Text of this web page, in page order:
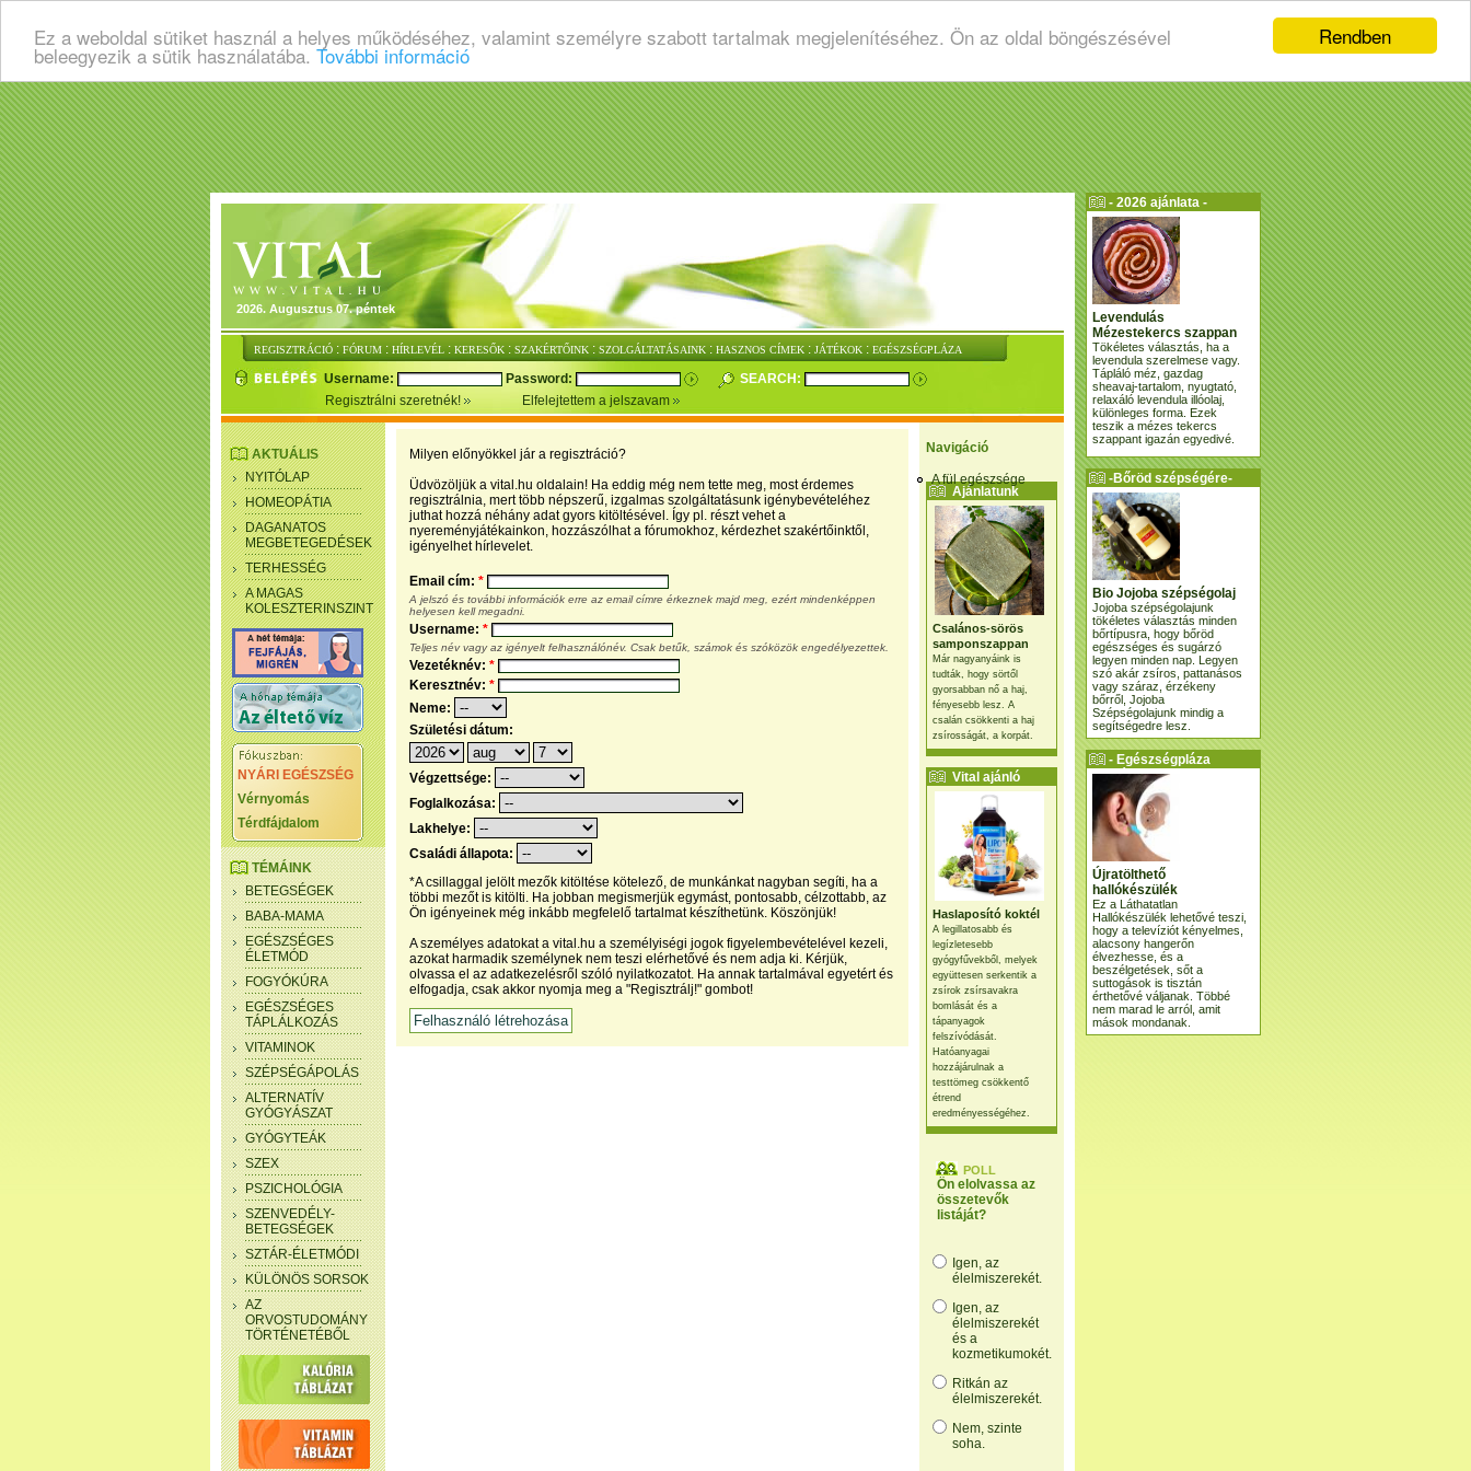
Rendben
Ez a weboldal sütiket használ a helyes működéséhez, valamint személyre szabott tartalmak megjelenítéséhez. Ön az oldal böngészésével
beleegyezik a sütik használatába. További információ
2026. Augusztus 07. péntek
REGISZTRÁCIÓ : FÓRUM : HÍRLEVÉL : KERESŐK : SZAKÉRTŐINK : SZOLGÁLTATÁSAINK : HASZNOS CÍMEK : JÁTÉKOK : EGÉSZSÉGPLÁZA
Username: Password:
SEARCH:
Regisztrálni szeretnék!
Elfelejtettem a jelszavam
Navigáció
A fül egészsége
Ajánlatunk
Csalános-sörös
samponszappan
Már nagyanyáink is
tudták, hogy sörtől
gyorsabban nő a haj,
fényesebb lesz. A
csalán csökkenti a haj
zsírosságát, a korpát.
Vital ajánló
Haslaposító koktél
A legillatosabb és
legízletesebb
gyógyfűvekből, melyek
együttesen serkentik a
zsírok zsírsavakra
bomlását és a
tápanyagok
felszívódását.
Hatóanyagai
hozzájárulnak a
testtömeg csökkentő
étrend
eredményességéhez.
POLL
Ön elolvassa az
összetevők
listáját?
Igen, az
élelmiszerekét.
Igen, az
élelmiszerekét
és a
kozmetikumokét.
Ritkán az
élelmiszerekét.
Nem, szinte
soha.
AKTUÁLIS
NYITÓLAP
HOMEOPÁTIA
DAGANATOS
MEGBETEGEDÉSEK
TERHESSÉG
A MAGAS
KOLESZTERINSZINT
NYÁRI EGÉSZSÉG
Vérnyomás
Térdfájdalom
TÉMÁINK
BETEGSÉGEK
BABA-MAMA
EGÉSZSÉGES
ÉLETMÓD
FOGYÓKÚRA
EGÉSZSÉGES
TÁPLÁLKOZÁS
VITAMINOK
SZÉPSÉGÁPOLÁS
ALTERNATÍV
GYÓGYÁSZAT
GYÓGYTEÁK
SZEX
PSZICHOLÓGIA
SZENVEDÉLY-
BETEGSÉGEK
SZTÁR-ÉLETMÓDI
KÜLÖNÖS SORSOK
AZ
ORVOSTUDOMÁNY
TÖRTÉNETÉBŐL
Milyen előnyökkel jár a regisztráció?
Üdvözöljük a vital.hu oldalain! Ha eddig még nem tette meg, most érdemes
regisztrálnia, mert több népszerű, izgalmas szolgáltatásunk igénybevételéhez
juthat hozzá néhány adat gyors kitöltésével. Így pl. részt vehet a
nyereményjátékainkon, hozzászólhat a fórumokhoz, kérdezhet szakértőinktől,
igényelhet hírlevelet.
Email cím: *
A jelszó és további információk erre az email címre érkeznek majd meg, ezért mindenképpen
helyesen kell megadni.
Username: *
Teljes név vagy az igényelt felhasználónév. Csak betűk, számok és szóközök engedélyezettek.
Vezetéknév: *
Keresztnév: *
Neme:
Születési dátum:
Végzettsége:
Foglalkozása:
Lakhelye:
Családi állapota:
*A csillaggal jelölt mezők kitöltése kötelező, de munkánkat nagyban segíti, ha a
többi mezőt is kitölti. Ha jobban megismerjük egymást, pontosabb, célzottabb, az
Ön igényeinek még inkább megfelelő tartalmat készíthetünk. Köszönjük!
A személyes adatokat a vital.hu a személyiségi jogok figyelembevételével kezeli,
azokat harmadik személynek nem teszi elérhetővé és nem adja ki. Kérjük,
olvassa el az adatkezelésről szóló nyilatkozatot. Ha annak tartalmával egyetért és
elfogadja, csak akkor nyomja meg a "Regisztrálj!" gombot!
- 2026 ajánlata -
Levendulás
Mézestekercs szappan
Tökéletes választás, ha a
levendula szerelmese vagy.
Tápláló méz, gazdag
sheavaj-tartalom, nyugtató,
relaxáló levendula illóolaj,
különleges forma. Ezek
teszik a mézes tekercs
szappant igazán egyedivé.
-Bőröd szépségére-
Bio Jojoba szépségolaj
Jojoba szépségolajunk
tökéletes választás minden
bőrtípusra, hogy bőröd
egészséges és sugárzó
legyen minden nap. Legyen
szó akár zsíros, pattanásos
vagy száraz, érzékeny
bőrről, Jojoba
Szépségolajunk mindig a
segítségedre lesz.
- Egészségpláza
ajánlatunk -
Újratölthető
hallókészülék
Ez a Láthatatlan
Hallókészülék lehetővé teszi,
hogy a televíziót kényelmes,
alacsony hangerőn
élvezhesse, és a
beszélgetések, sőt a
suttogások is tisztán
érthetővé váljanak. Többé
nem marad le arról, amit
mások mondanak.